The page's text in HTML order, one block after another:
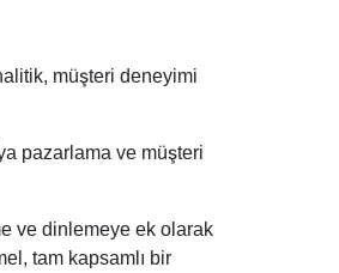
müşteri deneyimi
pazarlama ve müşteri
ve dinlemeye ek olarak
tam kapsamlı bir